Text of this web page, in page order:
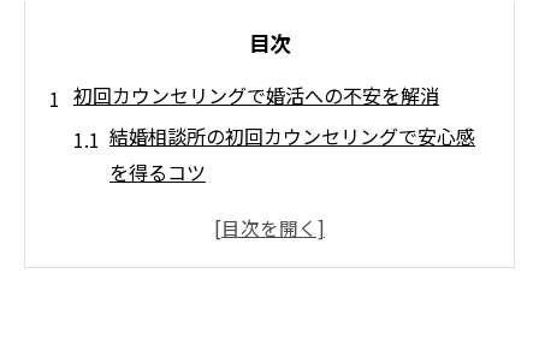
目次
初回カウンセリングで婚活への不安を解消
結婚相談所の初回カウンセリングで安心感
を得るコツ
婚活の不安は結婚相談所カウンセラーに相